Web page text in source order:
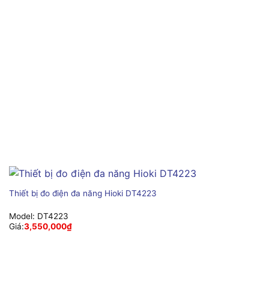
Thiết bị đo điện đa năng Hioki DT4223
Model: DT4223
Giá:3,550,000₫